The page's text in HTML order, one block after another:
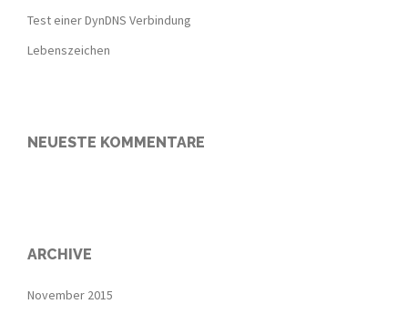
Test einer DynDNS Verbindung
Lebenszeichen
NEUESTE KOMMENTARE
ARCHIVE
November 2015